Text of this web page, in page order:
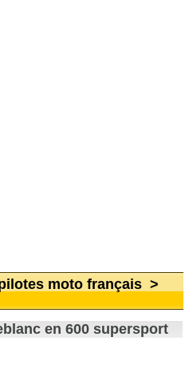
moto français >
en 600 supersport